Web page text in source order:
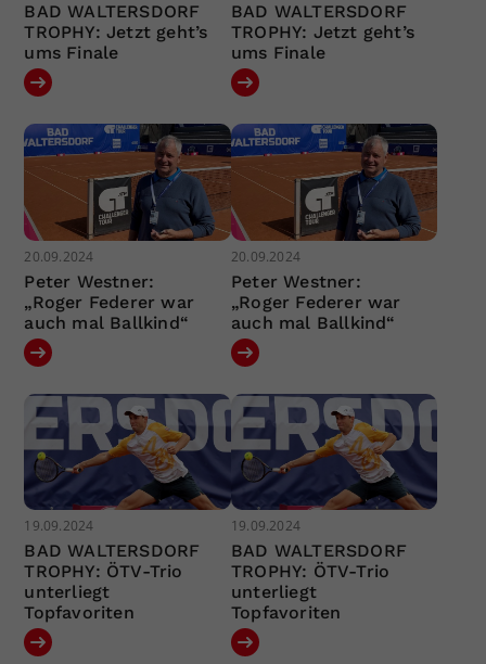
BAD WALTERSDORF
TROPHY: Jetzt geht’s
ums Finale
BAD WALTERSDORF
TROPHY: Jetzt geht’s
ums Finale
20.09.2024
Peter Westner:
„Roger Federer war
auch mal Ballkind“
20.09.2024
Peter Westner:
„Roger Federer war
auch mal Ballkind“
19.09.2024
BAD WALTERSDORF
TROPHY: ÖTV-Trio
unterliegt
Topfavoriten
19.09.2024
BAD WALTERSDORF
TROPHY: ÖTV-Trio
unterliegt
Topfavoriten